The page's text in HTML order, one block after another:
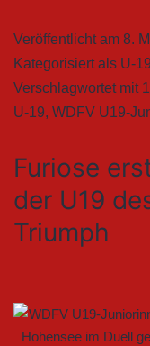
Veröffentlicht am 8.
Kategorisiert als U-
Verschlagwortet mit
U-19, WDFV U19-
Furiose
der U19
Triumph